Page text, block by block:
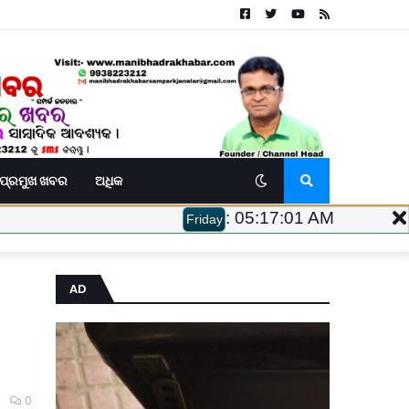
ପ୍ରମୁଖ ଖବର ଅଧିକ
Friday : 05:17:02 AM
0
AD